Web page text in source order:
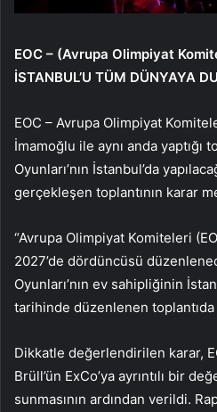
EOC – (Avrupa Olimpiyat
İSTANBUL’U TÜM DÜNYAYA
EOC – Avrupa Olimpiyat
İmamoğlu ile aynı anda yaptığı
Oyunları’nın İstanbul’da
gerçekleşen toplantının karar
“Avrupa Olimpiyat Komiteleri
2027’de dördüncüsü
Oyunları’nın ev sahipliğinin
tarihinde düzenlenen
Dikkatle değerlendirilen karar,
Brüll’ün ExCo’ya ayrıntılı bir
sunmasının ardından verildi.